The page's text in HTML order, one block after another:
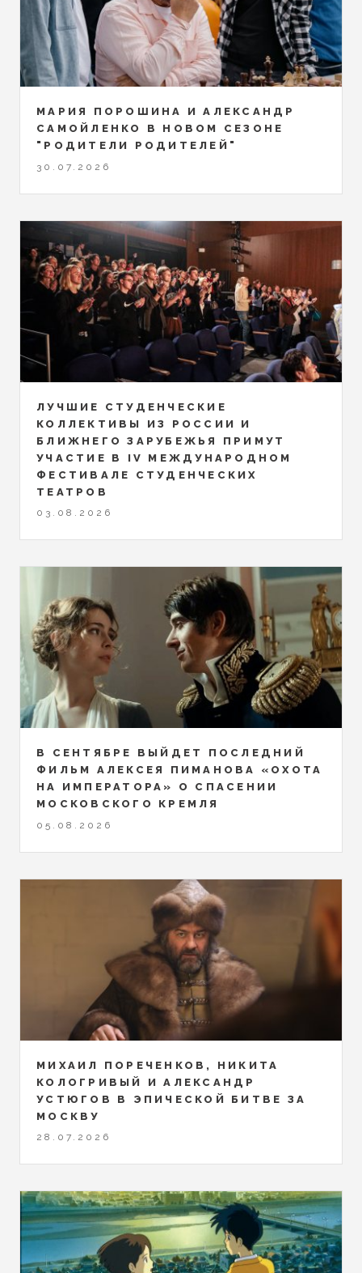
МАРИЯ ПОРОШИНА И АЛЕКСАНДР
САМОЙЛЕНКО В НОВОМ СЕЗОНЕ
"РОДИТЕЛИ РОДИТЕЛЕЙ"
30.07.2026
ЛУЧШИЕ СТУДЕНЧЕСКИЕ
КОЛЛЕКТИВЫ ИЗ РОССИИ И
БЛИЖНЕГО ЗАРУБЕЖЬЯ ПРИМУТ
УЧАСТИЕ В IV МЕЖДУНАРОДНОМ
ФЕСТИВАЛЕ СТУДЕНЧЕСКИХ
ТЕАТРОВ
03.08.2026
В СЕНТЯБРЕ ВЫЙДЕТ ПОСЛЕДНИЙ
ФИЛЬМ АЛЕКСЕЯ ПИМАНОВА «ОХОТА
НА ИМПЕРАТОРА» О СПАСЕНИИ
МОСКОВСКОГО КРЕМЛЯ
05.08.2026
МИХАИЛ ПОРЕЧЕНКОВ, НИКИТА
КОЛОГРИВЫЙ И АЛЕКСАНДР
УСТЮГОВ В ЭПИЧЕСКОЙ БИТВЕ ЗА
МОСКВУ
28.07.2026